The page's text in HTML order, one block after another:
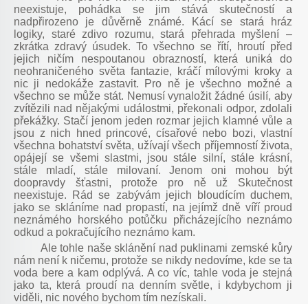
neexistuje, pohádka se jim stává skutečností a
nadpřirozeno je důvěrně známé. Kácí se stará hráz
logiky, staré zdivo rozumu, stará přehrada myšlení –
zkrátka zdravý úsudek. To všechno se řítí, hroutí před
jejich ničím nespoutanou obrazností, která uniká do
neohraničeného světa fantazie, kráčí mílovými kroky a
nic ji nedokáže zastavit. Pro ně je všechno možné a
všechno se může stát. Nemusí vynaložit žádné úsilí, aby
zvítězili nad nějakými událostmi, překonali odpor, zdolali
překážky. Stačí jenom jeden rozmar jejich klamné vůle a
jsou z nich hned princové, císařové nebo bozi, vlastní
všechna bohatství světa, užívají všech příjemností života,
opájejí se všemi slastmi, jsou stále silní, stále krásní,
stále mladí, stále milovaní. Jenom oni mohou být
doopravdy šťastni, protože pro ně už Skutečnost
neexistuje. Rád se zabývám jejich bloudícím duchem,
jako se skláníme nad propastí, na jejímž dně víří proud
neznámého horského potůčku přicházejícího neznámo
odkud a pokračujícího neznámo kam.
Ale tohle naše sklánění nad puklinami zemské kůry
nám není k ničemu, protože se nikdy nedovíme, kde se ta
voda bere a kam odplývá. A co víc, tahle voda je stejná
jako ta, která proudí na denním světle, i kdybychom ji
viděli, nic nového bychom tím nezískali.